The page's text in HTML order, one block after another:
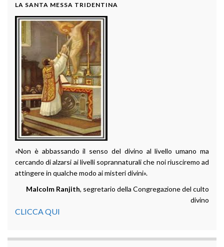
LA SANTA MESSA TRIDENTINA
«Non è abbassando il senso del divino al livello umano ma
cercando di alzarsi ai livelli soprannaturali che noi riusciremo ad
attingere in qualche modo ai misteri divini».
Malcolm Ranjith, segretario della Congregazione del culto
divino
CLICCA QUI